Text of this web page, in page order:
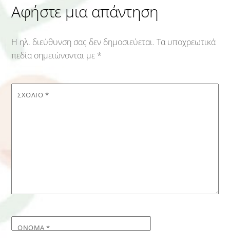
Αφήστε μια απάντηση
Η ηλ. διεύθυνση σας δεν δημοσιεύεται. Τα υποχρεωτικά
πεδία σημειώνονται με *
ΣΧΌΛΙΟ *
ΌΝΟΜΑ*